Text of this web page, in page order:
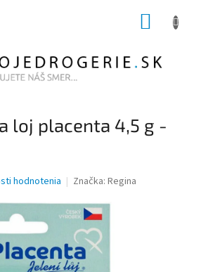
loj placenta 4,5 g -
hodnotenia Značka: Regina